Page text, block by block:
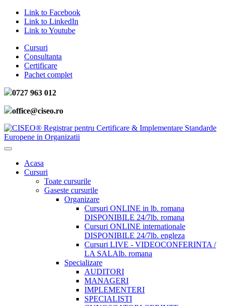
Link to Facebook
Link to LinkedIn
Link to Youtube
Cursuri
Consultanta
Certificare
Pachet complet
0727 963 012
office@ciseo.ro
Acasa
Cursuri
Toate cursurile
Gaseste cursurile
Organizare
Cursuri ONLINE in lb. romana
DISPONIBILE 24/7lb. romana
Cursuri ONLINE internationale
DISPONIBILE 24/7lb. engleza
Cursuri LIVE - VIDEOCONFERINTA /
LA SALAlb. romana
Specializare
AUDITORI
MANAGERI
IMPLEMENTERI
SPECIALISTI